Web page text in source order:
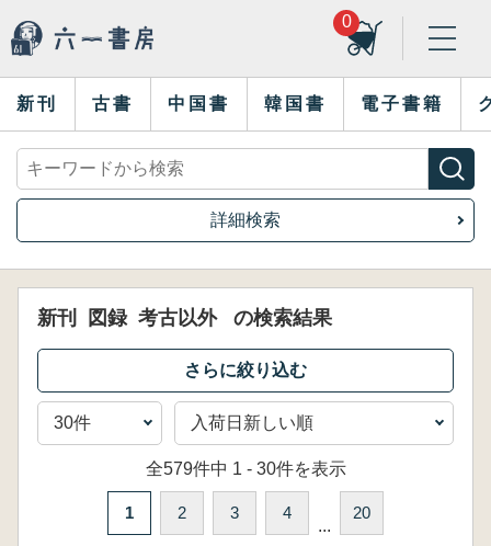
0
新刊 古書 中国書 韓国書 電子書籍
詳細検索
新刊 図録 考古以外 の検索結果
全579件中 1 - 30件を表示
1 2 3 4
...
20